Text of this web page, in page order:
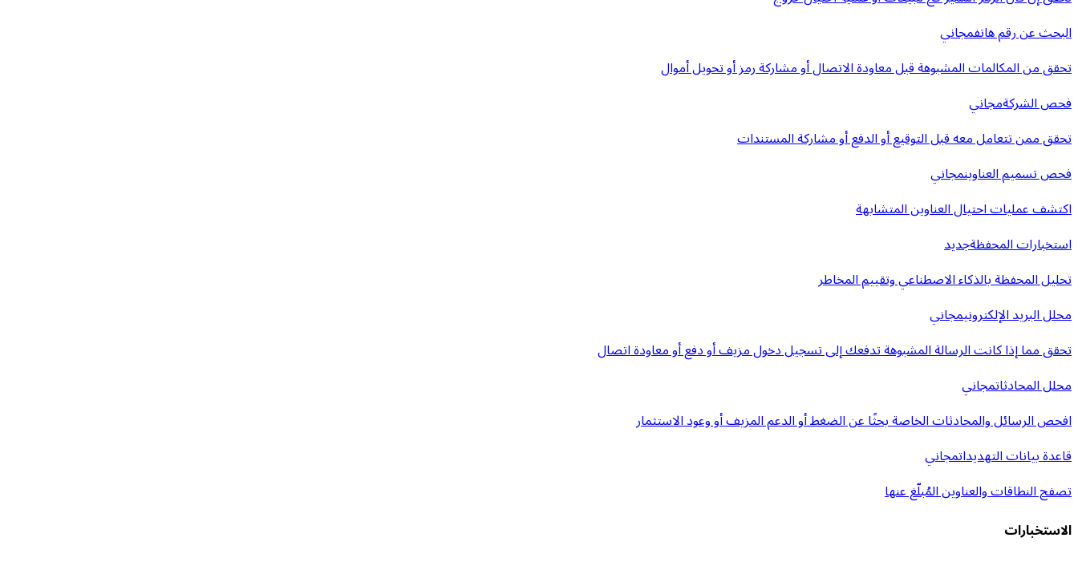
البحث عن رقم هاتفمجاني
تحقق من المكالمات المشبوهة قبل معاودة الاتصال أو مشاركة رمز أو تحويل أموال
فحص الشركةمجاني
تحقق ممن تتعامل معه قبل التوقيع أو الدفع أو مشاركة المستندات
فحص تسميم العناوينمجاني
اكتشف عمليات احتيال العناوين المتشابهة
استخبارات المحفظةجديد
تحليل المحفظة بالذكاء الاصطناعي وتقييم المخاطر
محلل البريد الإلكترونيمجاني
تحقق مما إذا كانت الرسالة المشبوهة تدفعك إلى تسجيل دخول مزيف أو دفع أو معاودة اتصال
محلل المحادثاتمجاني
افحص الرسائل والمحادثات الخاصة بحثًا عن الضغط أو الدعم المزيف أو وعود الاستثمار
قاعدة بيانات التهديداتمجاني
تصفح النطاقات والعناوين المُبلّغ عنها
الاستخبارات